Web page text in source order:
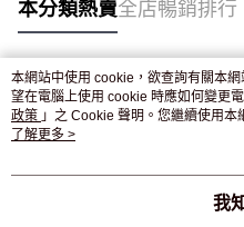
本分類熱賣全店暢銷排行
熱門標籤
熱銷排行
本網站中使用 cookie，欲查詢有關本
望在電腦上使用 cookie 時應如何變更
政策 」之 Cookie 聲明。您繼續使用
條款之 Cookie 聲明使用 cookie。
了解更多 >
我